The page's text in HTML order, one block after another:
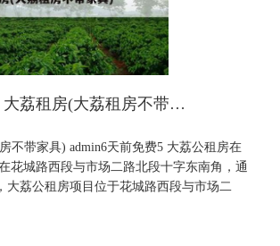
大荔租房(大荔租房不带家具)
不带家具) admin6天前免费5 大荔公租房在
花城路西段与市场二路北段十字东南角，通
大荔公租房项目位于花城路西段与市场二